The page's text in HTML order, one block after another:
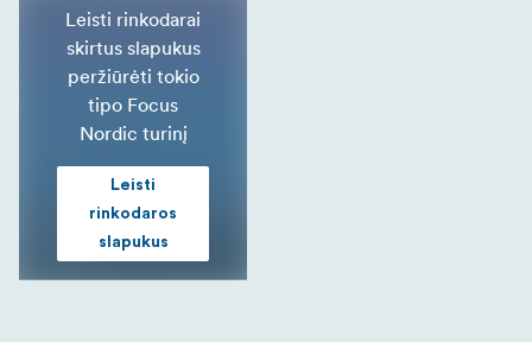
Leisti rinkodarai
skirtus slapukus
peržiūrėti tokio
tipo Focus
Nordic turinį
Leisti
rinkodaros
slapukus